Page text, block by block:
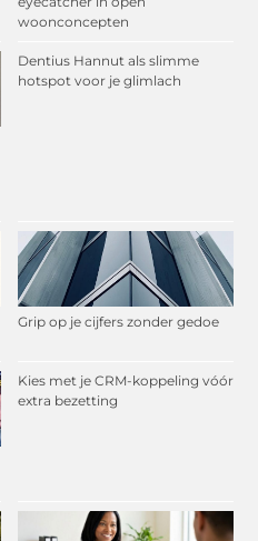
woonconcepten
Dentius Hannut als slimme
hotspot voor je glimlach
Grip op je cijfers zonder gedoe
Kies met je CRM-koppeling vóór
extra bezetting